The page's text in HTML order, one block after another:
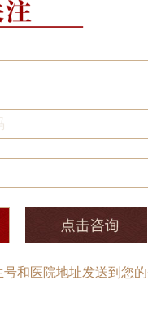
和医院地址发送到您